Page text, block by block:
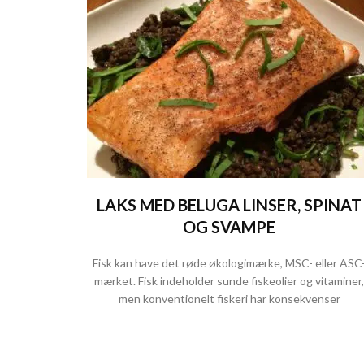
LAKS MED BELUGA LINSER, SPINAT
OG SVAMPE
Fisk kan have det røde økologimærke, MSC- eller
mærket. Fisk indeholder sunde fiskeolier og vitaminer,
men konventionelt fiskeri har konsekvenser